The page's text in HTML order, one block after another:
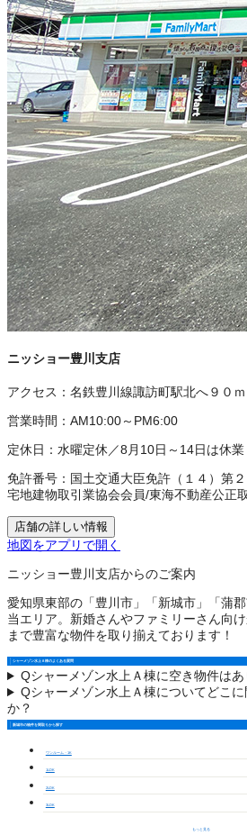
ニッショー豊川支店
アクセス： 名鉄豊川線諏訪町駅北へ９０ｍ
営業時間： AM10:00～PM6:00
定休日： 水曜定休／8月10日～14日は休業
免許番号： 国土交通大臣免許（１４）第
宅地建物取引業協会会員/東海不動産公正
店舗の詳しい情報
地図をアプリで開く
ニッショー豊川支店からのご案内
愛知県東部の「豊川市」「新城市」「蒲
当エリア。新婚さんやファミリーさん向
まで豊富な物件を取り揃えております！
シャーメゾン水上Ａ棟のよくある質問
Qシャーメゾン水上Ａ棟に空き物件はあ
Qシャーメゾン水上Ａ棟についてどこ
か？
新城市の物件を間取りから探す
ワンルーム・1K
1LDK
2LDK
3LDK
もっと見る